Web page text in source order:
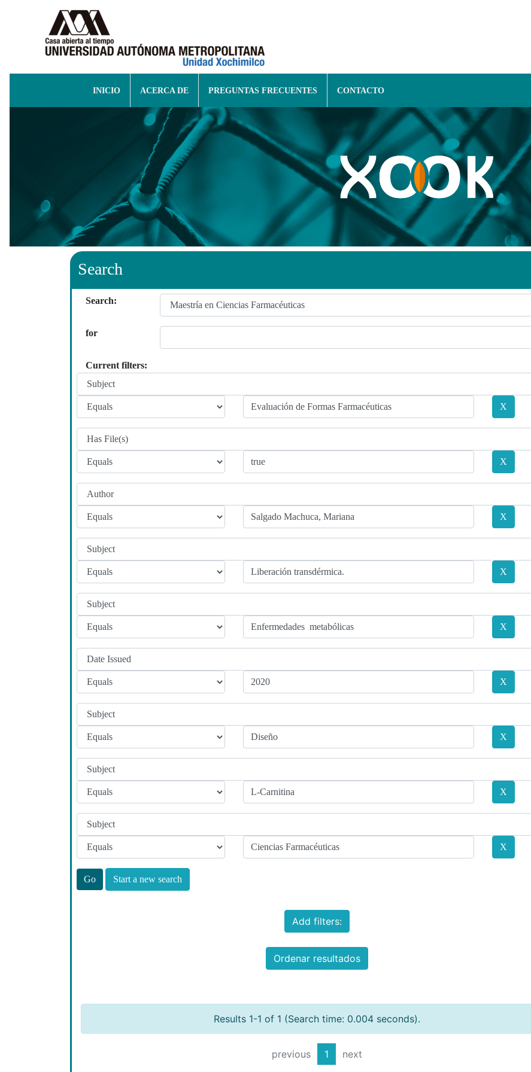
INICIO ACERCA DE PREGUNTAS FRECUENTES CONTACTO
Search
Search:
for
Current filters:
Start a new search
Add filters:
Ordenar resultados
Results 1-1 of 1 (Search time: 0.004 seconds).
previous 1 next